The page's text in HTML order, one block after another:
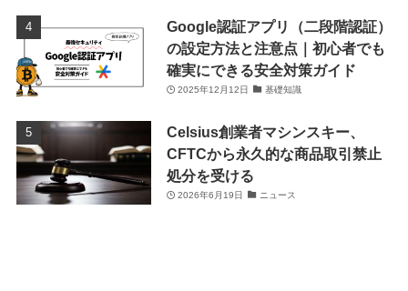
Google認証アプリ（二段階認証）
の設定方法と注意点｜初心者でも
確実にできる安全対策ガイド
2025年12月12日 基礎知識
Celsius創業者マシンスキー、
CFTCから永久的な商品取引禁止
処分を受ける
2026年6月19日 ニュース